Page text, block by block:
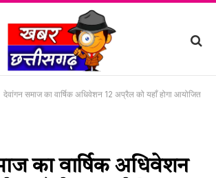
देवांगन समाज का वार्षिक अधिवेशन 12 अप्रैल को यहाँ होगा आयोजित
का वार्षिक अधिवेशन